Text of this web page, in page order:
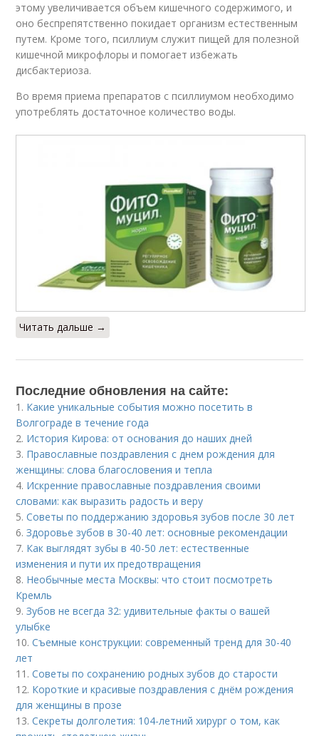
этому увеличивается объем кишечного содержимого, и
оно беспрепятственно покидает организм естественным
путем. Кроме того, псиллиум служит пищей для полезной
кишечной микрофлоры и помогает избежать
дисбактериоза.
Во время приема препаратов с псиллиумом необходимо
употреблять достаточное количество воды.
Читать дальше →
Последние обновления на сайте:
1. Какие уникальные события можно посетить в
Волгограде в течение года
2. История Кирова: от основания до наших дней
3. Православные поздравления с днем рождения для
женщины: слова благословения и тепла
4. Искренние православные поздравления своими
словами: как выразить радость и веру
5.Советы по поддержанию здоровья зубов после 30 лет
6.Здоровье зубов в 30-40 лет: основные рекомендации
7. Как выглядят зубы в 40-50 лет: естественные
изменения и пути их предотвращения
8. Необычные места Москвы: что стоит посмотреть
Кремль
9.Зубов не всегда 32: удивительные факты о вашей
улыбке
10.Съемные конструкции: современный тренд для 30-40
лет
11.Советы по сохранению родных зубов до старости
12. Короткие и красивые поздравления с днём рождения
для женщины в прозе
13.Секреты долголетия: 104-летний хирург о том, как